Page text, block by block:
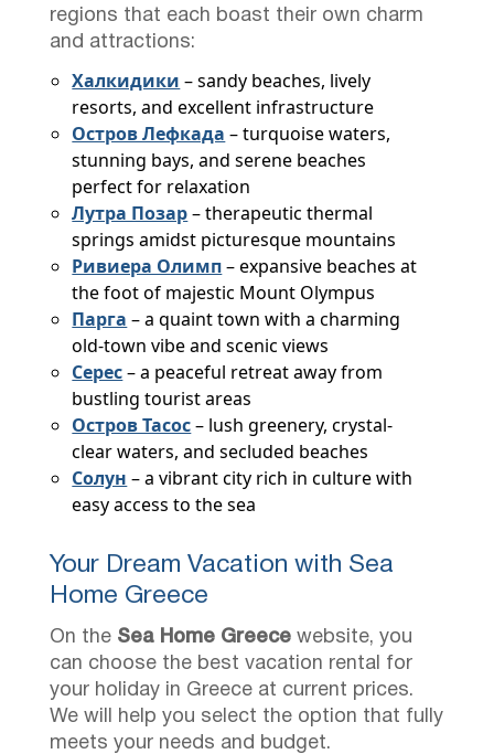
regions that each boast their own charm
and attractions:
Халкидики – sandy beaches, lively
resorts, and excellent infrastructure
Остров Лефкада – turquoise waters,
stunning bays, and serene beaches
perfect for relaxation
Лутра Позар– therapeutic thermal
springs amidst picturesque mountains
Ривиера Олимп– expansive beaches at
the foot of majestic Mount Olympus
Парга – a quaint town with a charming
old-town vibe and scenic views
Серес– a peaceful retreat away from
bustling tourist areas
Остров Тасос– lush greenery, crystal-
clear waters, and secluded beaches
Солун – a vibrant city rich in culture with
easy access to the sea
Your Dream Vacation with Sea
Home Greece
On the Sea Home Greece website, you
can choose the best vacation rental for
your holiday in Greece at current prices.
We will help you select the option that fully
meets your needs and budget.